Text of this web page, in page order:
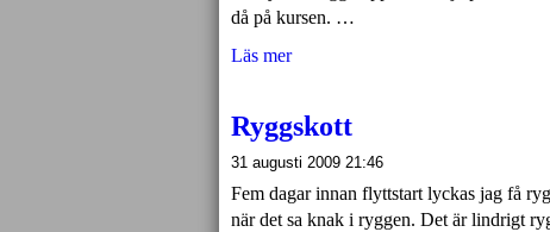
då på kursen. …
Läs mer
Ryggskott
31 augusti 2009 21:46
Fem dagar innan flyttstart lyckas jag få
när det sa knak i ryggen. Det är lindrigt